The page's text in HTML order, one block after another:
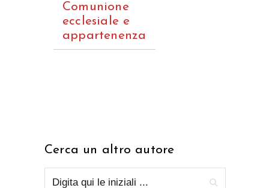
Comunione
ecclesiale e
appartenenza
Cerca un altro autore